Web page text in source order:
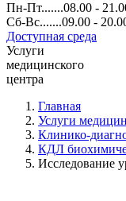
Пн-Пт.......08.00 -
Сб-Вс.......09.00 -
Доступная среда
Услуги
медицинского
центра
Главная
Услуги
Клинико-
КДЛ
Исследование